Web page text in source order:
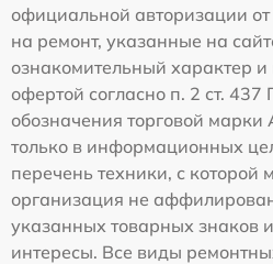
официальной авторизации
на ремонт, указанные на
ознакомительный характер
офертой согласно п. 2 ст.
обозначения торговой
только в информационных
перечень техники, с
организация не
указанных товарных знаков
интересы. Все виды